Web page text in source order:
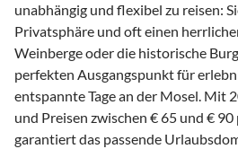
unabhängig und flexibel zu reisen:
Privatsphäre und oft einen
Weinberge oder die historische
perfekten Ausgangspunkt für
entspannte Tage an der Mosel. Mit
und Preisen zwischen € 65 und €
garantiert das passende